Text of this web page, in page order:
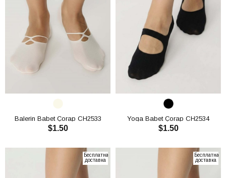
Balerin Babet Çorap CH2533
$1.50
Yoga Babet Çorap CH2534
$1.50
Бесплатная
доставка
Бесплатная
доставка